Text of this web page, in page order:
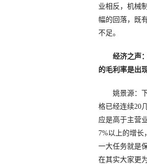
业相反，机械
幅的回落，既
不足。
经济之声
的毛利率是出
姚景源：下
格已经连续20
应是高于主营
7%以上的增长
一大任务就是
在其实大家更